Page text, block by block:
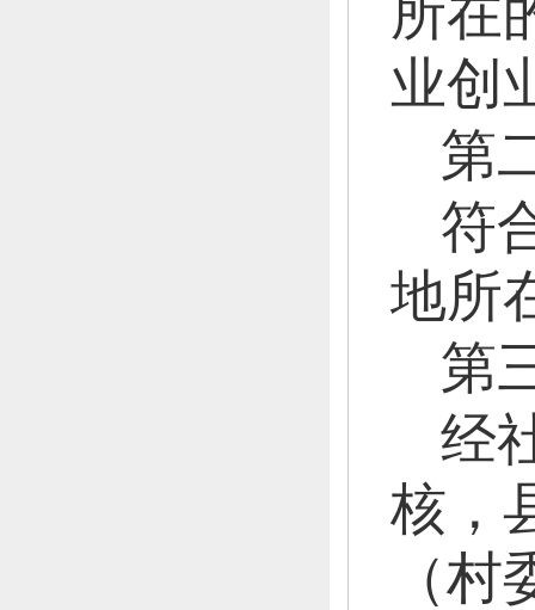
所在
业创
第
符
地所
第
经
核，
（